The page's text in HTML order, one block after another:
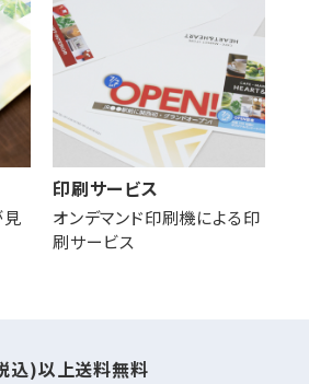
見
印刷サービス
オンデマンド印刷機による印
刷サービス
込)以上送料無料